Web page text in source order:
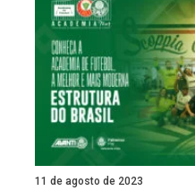
11 de agosto de 2023